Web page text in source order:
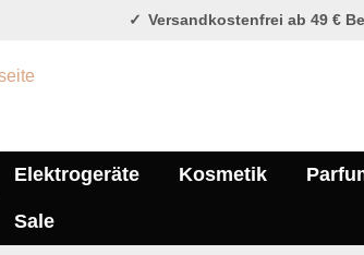
Versandkostenfrei ab 49 €
Elektrogeräte Kosmetik
Sale